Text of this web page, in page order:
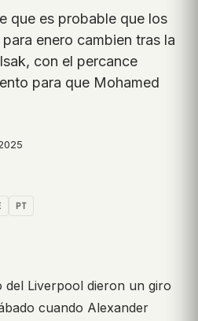
que es probable que los
enero cambien tras la
con el percance
para que Mohamed
PT
del Liverpool dieron un giro
cuando Alexander